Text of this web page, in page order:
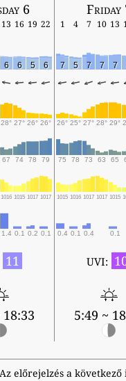
6 Friday
13 16 19 22 1 4 7 10 13
6 6 5 6 7 5 7 7 7
28° 27° 26° 26° 26° 25° 27° 28° 29°
67 74 78 79 75 78 73 63 65
1016 1015 1017 1017 1015 1016 1017 1017 1015
1.4 0.1 0.2 0.1 0.4 0.1 0.4 0.1
11
18:33
UVI:
5:49 ~
Az előrejelzés a